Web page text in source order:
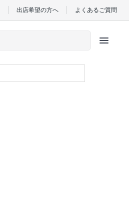
出店希望の方へ よくあるご質問
menu